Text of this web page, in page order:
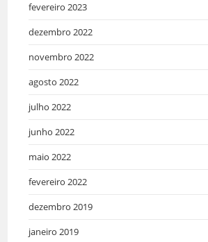
fevereiro 2023
dezembro 2022
novembro 2022
agosto 2022
julho 2022
junho 2022
maio 2022
fevereiro 2022
dezembro 2019
janeiro 2019